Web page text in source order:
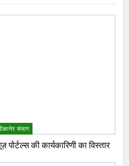
संभाग
की कार्यकारिणी का विस्तार